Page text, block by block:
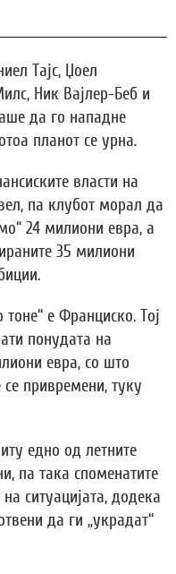
Тајс, Џоел
Ник Вајлер-Беб и
да го нападне
планот се урна.
власти на
па клубот морал да
24 милиони евра, а
35 милиони
е Франциско. Тој
понудата на
евра, со што
привремени, туку
едно од летните
па така споменатите
ситуацијата, додека
да ги „украдат“